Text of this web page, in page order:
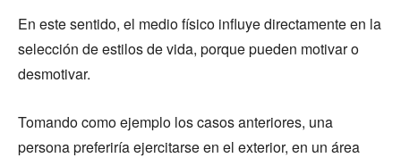
En este sentido, el medio físico influye directamente en la
selección de estilos de vida, porque pueden motivar o
desmotivar.
Tomando como ejemplo los casos anteriores, una
persona preferiría ejercitarse en el exterior, en un área